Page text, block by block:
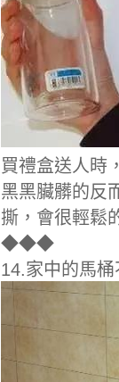
買禮盒送人時
黑黑臟髒的反
撕，會很輕鬆
◆◆◆
14.家中的馬桶